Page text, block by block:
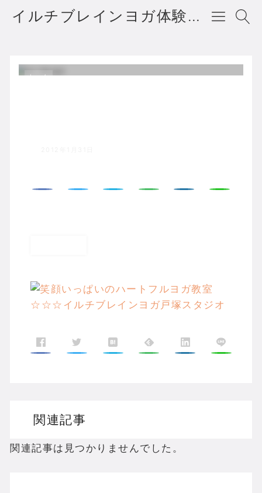
イルチブレインヨガ体験者の声・口コミ・評判
ホーム
関連記事
関連記事は見つかりませんでした。